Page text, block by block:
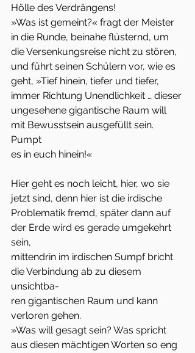
Hölle des Verdrängens!
»Was ist gemeint?« fragt der Meister
in die Runde, beinahe flüsternd, um
die Versenkungsreise nicht zu stören,
und führt seinen Schülern vor, wie es
geht, »Tief hinein, tiefer und tiefer,
immer Richtung Unendlichkeit … dieser
ungesehene gigantische Raum will
mit Bewusstsein ausgefüllt sein.
Pumpt
es in euch hinein!«
Hier geht es noch leicht, hier, wo sie
jetzt sind, denn hier ist die irdische
Problematik fremd, später dann auf
der Erde wird es gerade umgekehrt
sein,
mittendrin im irdischen Sumpf bricht
die Verbindung ab zu diesem
unsichtba-
ren gigantischen Raum und kann
verloren gehen.
»Was will gesagt sein? Was spricht
aus diesen mächtigen Worten so eng